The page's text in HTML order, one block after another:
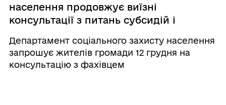
населення продовжує виїзні
консультації з питань субсидій і
Департамент соціального захисту населення
запрошує жителів громади 12 грудня на
консультацію з фахівцем